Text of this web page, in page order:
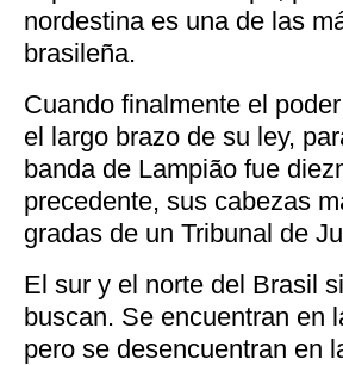
nordestina es una de las
brasileña.
Cuando finalmente el
el largo brazo de su ley,
banda de Lampião fue
precedente, sus cabezas
gradas de un Tribunal de
El sur y el norte del Brasil
buscan. Se encuentran en
pero se desencuentran en